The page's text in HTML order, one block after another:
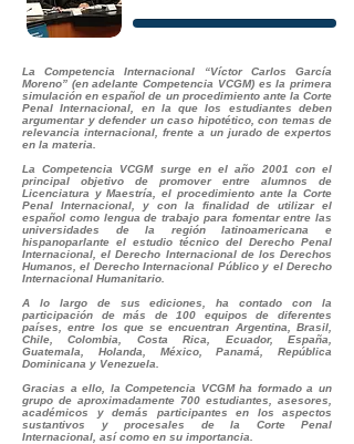
La Competencia Internacional “Víctor Carlos García
Moreno” (en adelante Competencia VCGM) es la primera
simulación en español de un procedimiento ante la Corte
Penal Internacional, en la que los estudiantes deben
argumentar y defender un caso hipotético, con temas de
relevancia internacional, frente a un jurado de expertos
en la materia.
La Competencia VCGM surge en el año 2001 con el
principal objetivo de promover entre alumnos de
Licenciatura y Maestría, el procedimiento ante la Corte
Penal Internacional, y con la finalidad de utilizar el
español como lengua de trabajo para fomentar entre las
universidades de la región latinoamericana e
hispanoparlante el estudio técnico del Derecho Penal
Internacional, el Derecho Internacional de los Derechos
Humanos, el Derecho Internacional Público y el Derecho
Internacional Humanitario.
A lo largo de sus ediciones, ha contado con la
participación de más de 100 equipos de diferentes
países, entre los que se encuentran Argentina, Brasil,
Chile, Colombia, Costa Rica, Ecuador, España,
Guatemala, Holanda, México, Panamá, República
Dominicana y Venezuela.
Gracias a ello, la Competencia VCGM ha formado a un
grupo de aproximadamente 700 estudiantes, asesores,
académicos y demás participantes en los aspectos
sustantivos y procesales de la Corte Penal
Internacional, así como en su importancia.